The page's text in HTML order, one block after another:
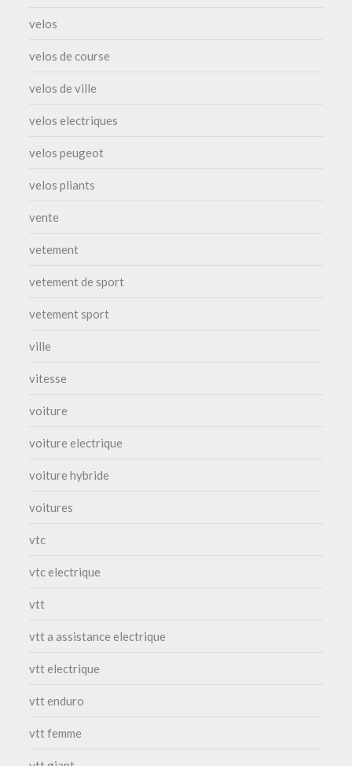
velos
velos de course
velos de ville
velos electriques
velos peugeot
velos pliants
vente
vetement
vetement de sport
vetement sport
ville
vitesse
voiture
voiture electrique
voiture hybride
voitures
vtc
vtc electrique
vtt
vtt a assistance electrique
vtt electrique
vtt enduro
vtt femme